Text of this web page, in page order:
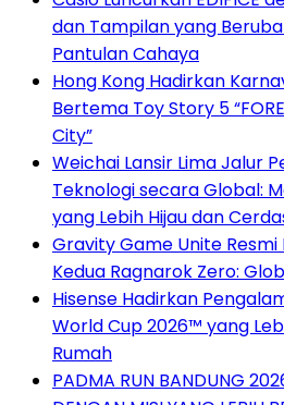
dan Tampilan yang
Pantulan Cahaya
Hong Kong Hadirkan
Bertema Toy Story 5
City”
Weichai Lansir Lima Jalur
Teknologi secara Global:
yang Lebih Hijau dan
Gravity Game Unite
Kedua Ragnarok Zero:
Hisense Hadirkan
World Cup 2026™ yang
Rumah
PADMA RUN BANDUNG